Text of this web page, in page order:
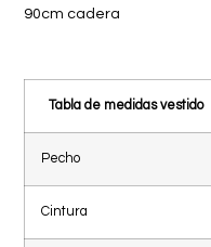
90cm cadera
Tabla de medidas vestido
Pecho
Cintura